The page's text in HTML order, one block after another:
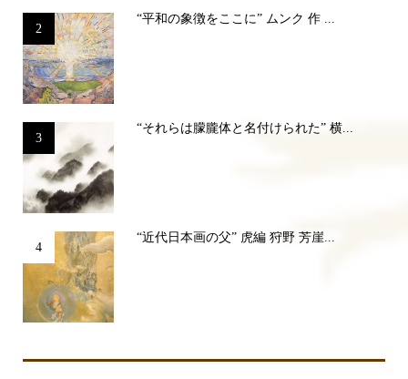
2
“平和の象徴をここに” ムンク 作 ...
3
“それらは朦朧体と名付けられた” 横...
4
“近代日本画の父” 虎編 狩野 芳崖...